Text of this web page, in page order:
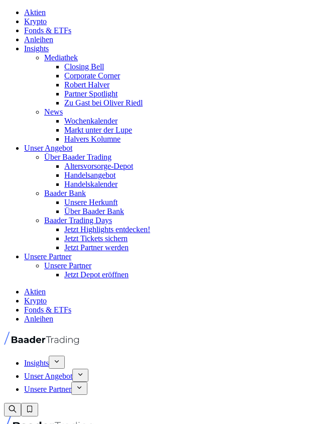
Aktien
Krypto
Fonds & ETFs
Anleihen
Insights
Mediathek
Closing Bell
Corporate Corner
Robert Halver
Partner Spotlight
Zu Gast bei Oliver Riedl
News
Wochenkalender
Markt unter der Lupe
Halvers Kolumne
Unser Angebot
Über Baader Trading
Altersvorsorge-Depot
Handelsangebot
Handelskalender
Baader Bank
Unsere Herkunft
Über Baader Bank
Baader Trading Days
Jetzt Highlights entdecken!
Jetzt Tickets sichern
Jetzt Partner werden
Unsere Partner
Unsere Partner
Jetzt Depot eröffnen
Aktien
Krypto
Fonds & ETFs
Anleihen
Insights
Unser Angebot
Unsere Partner